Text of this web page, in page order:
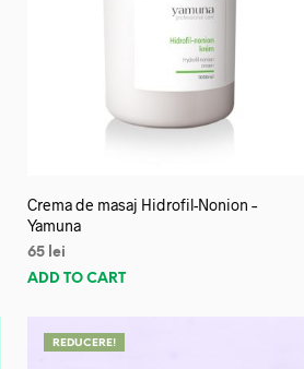
Crema de masaj Hidrofil-Nonion –
Yamuna
65 lei
ADD TO CART
REDUCERE!